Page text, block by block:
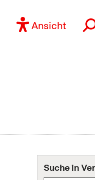
Ansicht
Suche in